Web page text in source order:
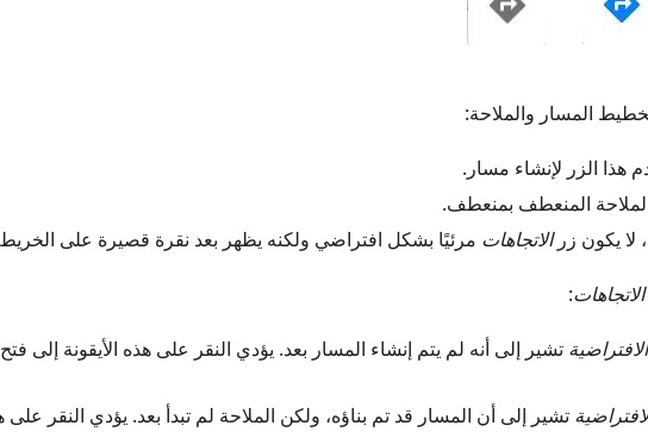
المسار والملاحة:
هذا الزر لإنشاء مسار.
الملاحة المنعطف بمنعطف.
لا يكون زرالاتجاهات مرئيًا بشكل افتراضي ولكنه يظهر بعد نقرة قصيرة على
الاتجاهات:
تشير إلى أنه لم يتم إنشاء المسار بعد. يؤدي النقر على هذه الأيقونة إلى
تشير إلى أن المسار قد تم بناؤه، ولكن الملاحة لم تبدأ بعد. يؤدي النقر على